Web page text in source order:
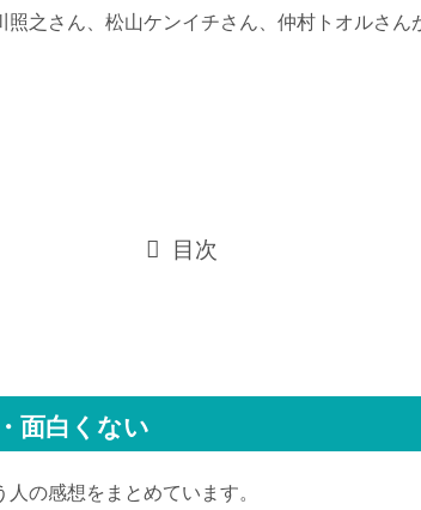
之さん、松山ケンイチさん、仲村トオルさ
目次
面白くない
の感想をまとめています。